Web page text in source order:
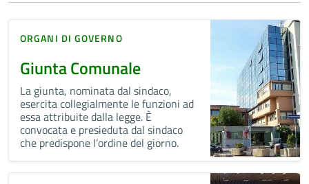
ORGANI DI GOVERNO
Giunta Comunale
La giunta, nominata dal sindaco,
esercita collegialmente le funzioni ad
essa attribuite dalla legge. È
convocata e presieduta dal sindaco
che predispone l’ordine del giorno.